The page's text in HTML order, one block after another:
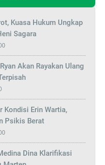
Kuasa Hukum Ungkap
Sagara
Akan Rayakan Ulang
Kondisi Erin Wartia,
Psikis Berat
Dina Klarifikasi